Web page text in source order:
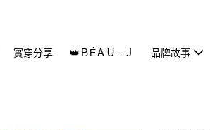
實穿分享 👑ＢÉＡＵ . Ｊ 品牌故事